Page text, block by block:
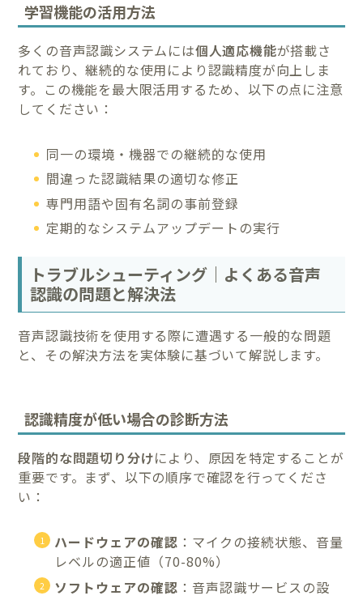
学習機能の活用方法
多くの音声認識システムには個人適応機能が搭載さ
れており、継続的な使用により認識精度が向上しま
す。この機能を最大限活用するため、以下の点に注意
してください：
同一の環境・機器での継続的な使用
間違った認識結果の適切な修正
専門用語や固有名詞の事前登録
定期的なシステムアップデートの実行
トラブルシューティング｜よくある音声
認識の問題と解決法
音声認識技術を使用する際に遭遇する一般的な問題
と、その解決方法を実体験に基づいて解説します。
認識精度が低い場合の診断方法
段階的な問題切り分けにより、原因を特定することが
重要です。まず、以下の順序で確認を行ってくださ
い：
ハードウェアの確認 ：マイクの接続状態、音量
レベルの適正値（70-80%）
ソフトウェアの確認 ：音声認識サービスの設